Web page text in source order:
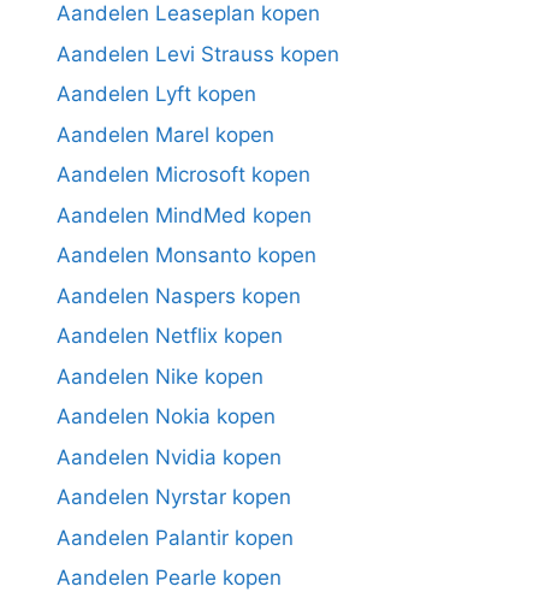
Aandelen Leaseplan kopen
Aandelen Levi Strauss kopen
Aandelen Lyft kopen
Aandelen Marel kopen
Aandelen Microsoft kopen
Aandelen MindMed kopen
Aandelen Monsanto kopen
Aandelen Naspers kopen
Aandelen Netflix kopen
Aandelen Nike kopen
Aandelen Nokia kopen
Aandelen Nvidia kopen
Aandelen Nyrstar kopen
Aandelen Palantir kopen
Aandelen Pearle kopen